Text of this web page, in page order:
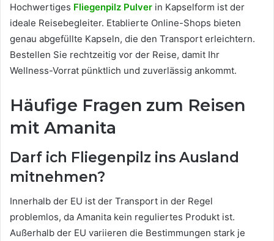
Hochwertiges Fliegenpilz Pulver in Kapselform ist der
ideale Reisebegleiter. Etablierte Online-Shops bieten
genau abgefüllte Kapseln, die den Transport erleichtern.
Bestellen Sie rechtzeitig vor der Reise, damit Ihr
Wellness-Vorrat pünktlich und zuverlässig ankommt.
Häufige Fragen zum Reisen
mit Amanita
Darf ich Fliegenpilz ins Ausland
mitnehmen?
Innerhalb der EU ist der Transport in der Regel
problemlos, da Amanita kein reguliertes Produkt ist.
Außerhalb der EU variieren die Bestimmungen stark je